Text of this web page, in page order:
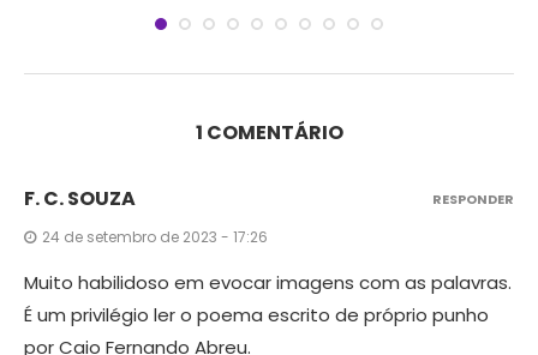
1 COMENTÁRIO
F. C. SOUZA
24 de setembro de 2023 - 17:26
Muito habilidoso em evocar imagens com as palavras.
É um privilégio ler o poema escrito de próprio punho
por Caio Fernando Abreu.
RESPONDER